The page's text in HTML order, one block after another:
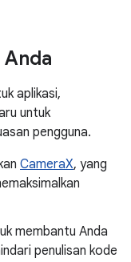
aplikasi,
untuk
pengguna.
CameraX, yang
membantu Anda
penulisan kode